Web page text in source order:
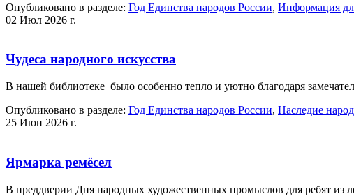
Опубликовано в разделе: Год Единства народов России, Информация
02 Июл 2026 г.
Чудеса народного искусства
В нашей библиотеке было особенно тепло и уютно благодаря
Опубликовано в разделе: Год Единства народов России, Наследие
25 Июн 2026 г.
Ярмарка ремёсел
В преддверии Дня народных художественных промыслов для ребят